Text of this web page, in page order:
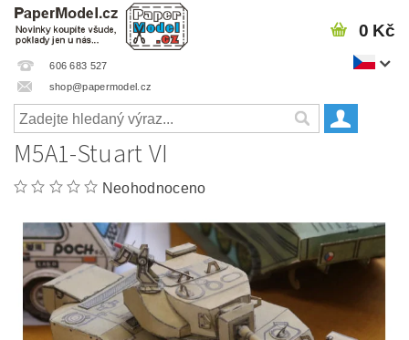
606 683 527
shop@papermodel.cz
0 Kč
M5A1-Stuart VI
Neohodnoceno